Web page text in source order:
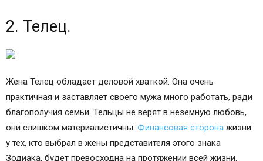
2. Телец.
Жена Телец обладает деловой хваткой. Она очень
практичная и заставляет своего мужа много работать, ради
благополучия семьи. Тельцы не верят в неземную любовь,
они слишком материалистичны.
у тех, кто выбрал в жены представителя этого знака